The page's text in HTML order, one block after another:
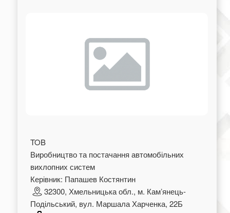
TOB
Виробництво та постачання автомобільних
вихлопних систем
Керівник: Папашев Костянтин
32300, Хмельницька обл., м. Камʼянець-
Подільський, вул. Маршала Харченка, 22Б